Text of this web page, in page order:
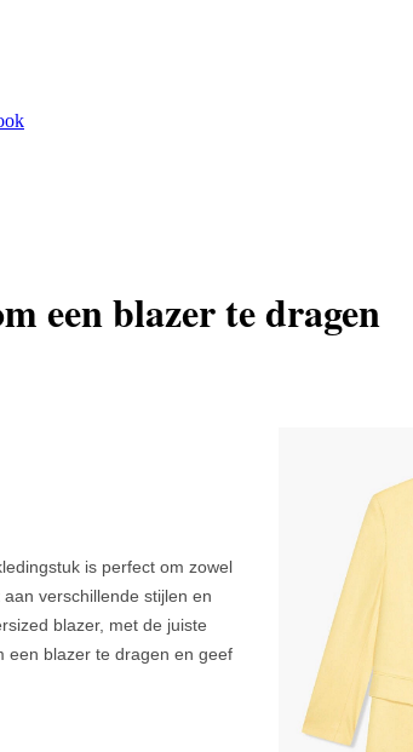
een blazer te dragen
is perfect om zowel
verschillende stijlen en
blazer, met de juiste
een blazer te dragen en geef